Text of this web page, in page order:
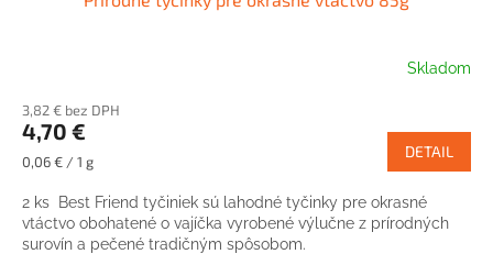
Skladom
3,82 € bez DPH
4,70 €
Jednotková
0,06 € / 1 g
DETAIL
2 ks Best Friend tyčiniek sú lahodné tyčinky pre okrasné
vtáctvo obohatené o vajíčka vyrobené výlučne z prírodných
surovín a pečené tradičným spôsobom.